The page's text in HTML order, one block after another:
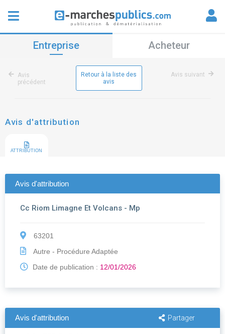
Entreprise Acheteur
Avis
précédent
Retour à la liste des
avis
Avis suivant
Avis d'attribution
ATTRIBUTION
Avis d'attribution
Cc Riom Limagne Et Volcans - Mp
63201
Autre - Procédure Adaptée
Date de publication : 12/01/2026
Avis d'attribution Partager